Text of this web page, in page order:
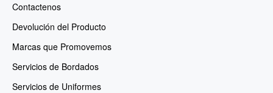
Contactenos
Devolución del Producto
Marcas que Promovemos
Servicios de Bordados
Servicios de Uniformes